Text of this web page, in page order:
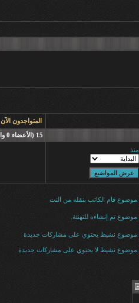
المتواجدون الآن
15 (الأعضاء 0 والزوار 15)
منذ
موضوع قام الكاتب بنقله من النت
موضوع تم إنشاءه للتهنئة.
موضوع نشيط يحتوي على مشاركات جديدة
موضوع نشيط لا يحتوي على مشاركات جديدة